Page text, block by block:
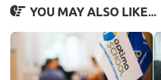
YOU MAY ALSO LIKE...